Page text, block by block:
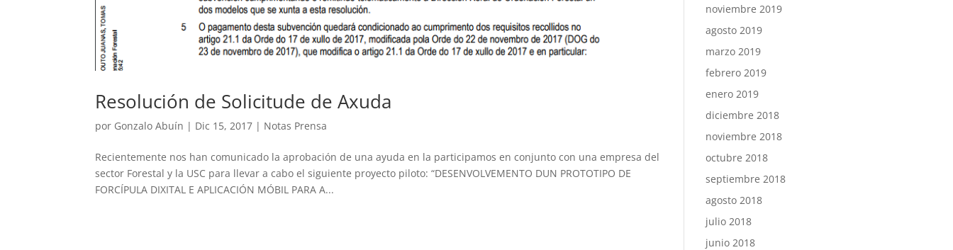
Resolución de Solicitude de Axuda
por Gonzalo Abuín | Dic 15, 2017 | Notas Prensa
Recientemente nos han comunicado la aprobación de una ayuda en la participamos en conjunto con una empresa del
sector Forestal y la USC para llevar a cabo el siguiente proyecto piloto: “DESENVOLVEMENTO DUN PROTOTIPO DE
FORCÍPULA DIXITAL E APLICACIÓN MÓBIL PARA A...
noviembre 2019
agosto 2019
marzo 2019
febrero 2019
enero 2019
diciembre 2018
noviembre 2018
octubre 2018
septiembre 2018
agosto 2018
julio 2018
junio 2018